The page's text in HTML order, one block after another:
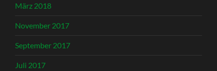
März 2018
November 2017
September 2017
Juli 2017